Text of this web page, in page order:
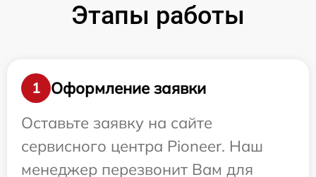
Этапы работы
1
Оформление заявки
Оставьте заявку на сайте
сервисного центра Pioneer. Наш
менеджер перезвонит Вам для